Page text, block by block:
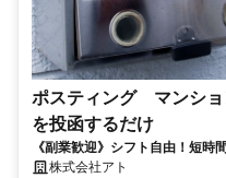
ポスティング マンショ
を投函するだけ
《副業歓迎》シフト自由！短
(規定有)・フリーター主婦(主夫)
株式会社アト